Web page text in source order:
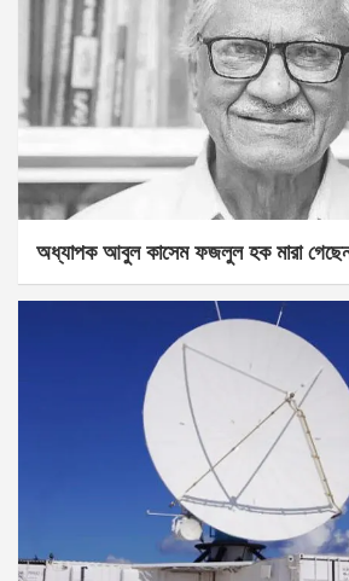
অধ্যাপক আবুল কাসেম ফজলুল হক মারা